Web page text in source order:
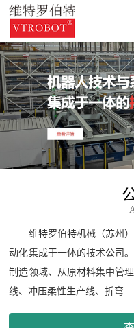
维特罗伯特机械（苏州
动化集成于一体的技术公司
制造领域、从原材料集中管
线、冲压柔性生产线、折弯...